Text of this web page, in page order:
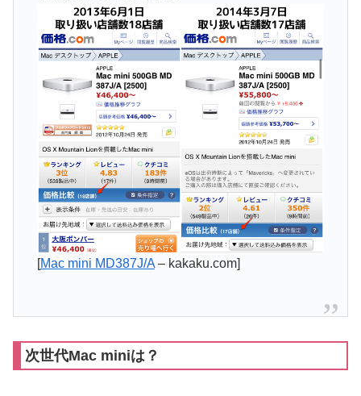
[Mac mini MD387J/A– kakaku.com]
次世代Mac miniは？